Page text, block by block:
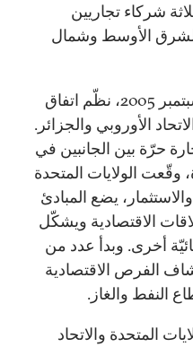
شركاء تجاريين
الأوسط وشمال
منذ أن تمّ توقيعه في أيلول/سبتمبر 2005، نظّم اتفاق
الأوروبي والجزائر.
حرّة بين الجانبين في
وقّعت الولايات المتحدة
يضع المبادئ
الاقتصادية ويشكّل
أخرى. وبدأ عدد من
الفرص الاقتصادية
النفط والغاز.
المتحدة والاتحاد